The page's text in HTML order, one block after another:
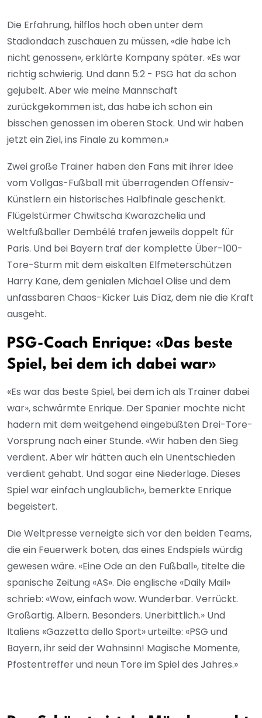
Die Erfahrung, hilflos hoch oben unter dem
Stadiondach zuschauen zu müssen, «die habe ich
nicht genossen», erklärte Kompany später. «Es war
richtig schwierig. Und dann 5:2 - PSG hat da schon
gejubelt. Aber wie meine Mannschaft
zurückgekommen ist, das habe ich schon ein
bisschen genossen im oberen Stock. Und wir haben
jetzt ein Ziel, ins Finale zu kommen.»
Zwei große Trainer haben den Fans mit ihrer Idee
vom Vollgas-Fußball mit überragenden Offensiv-
Künstlern ein historisches Halbfinale geschenkt.
Flügelstürmer Chwitscha Kwarazchelia und
Weltfußballer Dembélé trafen jeweils doppelt für
Paris. Und bei Bayern traf der komplette Über-100-
Tore-Sturm mit dem eiskalten Elfmeterschützen
Harry Kane, dem genialen Michael Olise und dem
unfassbaren Chaos-Kicker Luis Díaz, dem nie die Kraft
ausgeht.
PSG-Coach Enrique: «Das beste
Spiel, bei dem ich dabei war»
«Es war das beste Spiel, bei dem ich als Trainer dabei
war», schwärmte Enrique. Der Spanier mochte nicht
hadern mit dem weitgehend eingebüßten Drei-Tore-
Vorsprung nach einer Stunde. «Wir haben den Sieg
verdient. Aber wir hätten auch ein Unentschieden
verdient gehabt. Und sogar eine Niederlage. Dieses
Spiel war einfach unglaublich», bemerkte Enrique
begeistert.
Die Weltpresse verneigte sich vor den beiden Teams,
die ein Feuerwerk boten, das eines Endspiels würdig
gewesen wäre. «Eine Ode an den Fußball», titelte die
spanische Zeitung «AS». Die englische «Daily Mail»
schrieb: «Wow, einfach wow. Wunderbar. Verrückt.
Großartig. Albern. Besonders. Unerbittlich.» Und
Italiens «Gazzetta dello Sport» urteilte: «PSG und
Bayern, ihr seid der Wahnsinn! Magische Momente,
Pfostentreffer und neun Tore im Spiel des Jahres.»